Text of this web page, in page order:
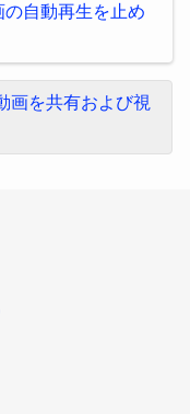
の自動再生を止め
画を共有および視